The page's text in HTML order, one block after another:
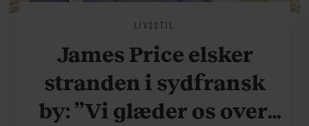
LIVSSTIL
James Price elsker
stranden i sydfransk
by: ”Vi glæder os over,